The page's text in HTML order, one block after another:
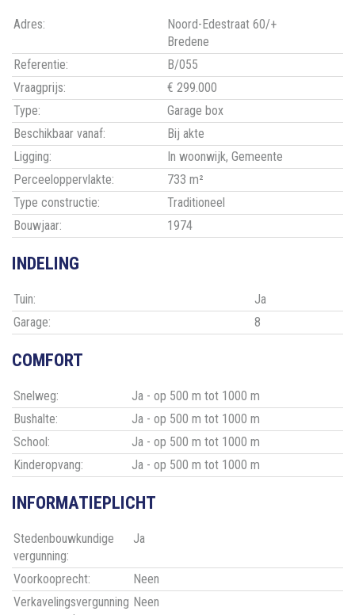
Adres:
Noord-Edestraat 60/+
Bredene
Referentie:
B/055
Vraagprijs:
€ 299.000
Type:
Garage box
Beschikbaar vanaf:
Bij akte
Ligging:
In woonwijk, Gemeente
Perceeloppervlakte:
733 m²
Type constructie:
Traditioneel
Bouwjaar:
1974
INDELING
Tuin:
Ja
Garage:
8
COMFORT
Snelweg:
Ja - op 500 m tot 1000 m
Bushalte:
Ja - op 500 m tot 1000 m
School:
Ja - op 500 m tot 1000 m
Kinderopvang:
Ja - op 500 m tot 1000 m
INFORMATIEPLICHT
Stedenbouwkundige
vergunning:
Ja
Voorkooprecht:
Neen
Verkavelingsvergunning Neen